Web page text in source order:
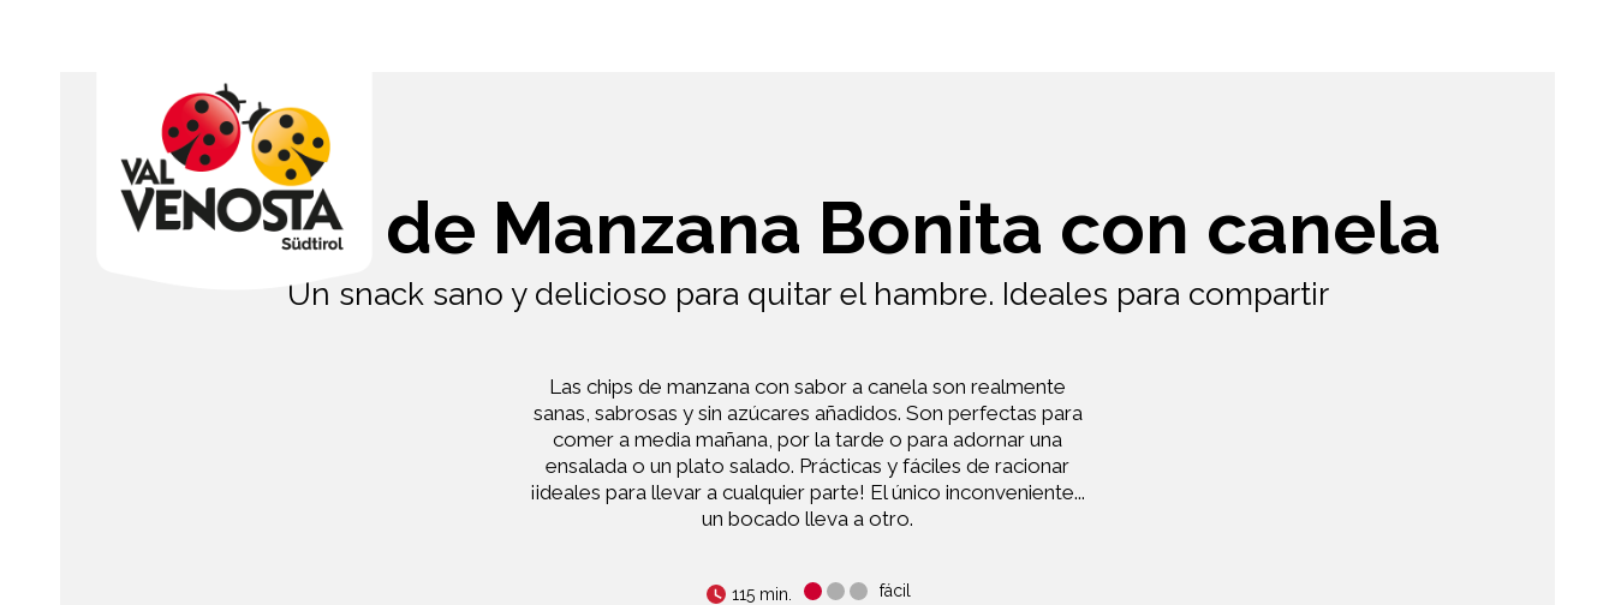
Chips de Manzana Bonita con canela
Un snack sano y delicioso para quitar el hambre. Ideales para compartir
Las chips de manzana con sabor a canela son realmente
sanas, sabrosas y sin azúcares añadidos. Son perfectas para
comer a media mañana, por la tarde o para adornar una
ensalada o un plato salado. Prácticas y fáciles de racionar
¡ideales para llevar a cualquier parte! El único inconveniente...
un bocado lleva a otro.
115 min. fácil